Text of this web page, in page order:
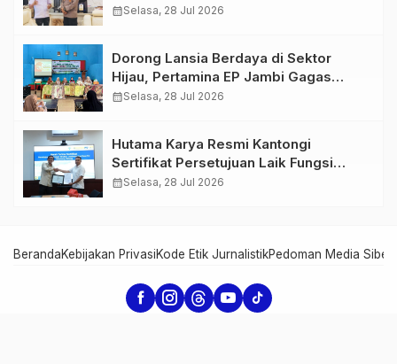
Perkuat Sinergi dan Kolaborasi
calendar_monthSelasa, 28 Jul 2026
Dorong Lansia Berdaya di Sektor
Hijau, Pertamina EP Jambi Gagas
Lansiapreneur Batik Eco-Print
calendar_monthSelasa, 28 Jul 2026
Hutama Karya Resmi Kantongi
Sertifikat Persetujuan Laik Fungsi
Struktur Jembatan Musi V Tol
calendar_monthSelasa, 28 Jul 2026
BerandaKebijakan PrivasiKode Etik JurnalistikPedoman Media Siber